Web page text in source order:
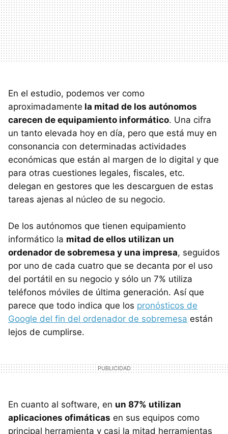
En el estudio, podemos ver como
aproximadamente la mitad de los autónomos
carecen de equipamiento informático. Una cifra
un tanto elevada hoy en día, pero que está muy en
consonancia con determinadas actividades
económicas que están al margen de lo digital y que
para otras cuestiones legales, fiscales, etc.
delegan en gestores que les descarguen de estas
tareas ajenas al núcleo de su negocio.
De los autónomos que tienen equipamiento
informático la mitad de ellos utilizan un
ordenador de sobremesa y una impresa, seguidos
por uno de cada cuatro que se decanta por el uso
del portátil en su negocio y sólo un 7% utiliza
teléfonos móviles de última generación. Así que
parece que todo indica que los pronósticos de
Google del fin del ordenador de sobremesa están
lejos de cumplirse.
En cuanto al software, en un 87% utilizan
aplicaciones ofimáticas en sus equipos como
principal herramienta y casi la mitad herramientas